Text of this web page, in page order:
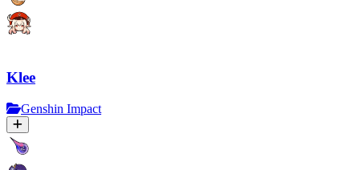
Klee
Genshin Impact